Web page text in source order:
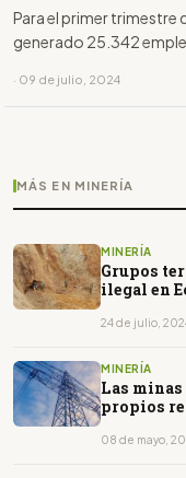
Para el primer
generado 25.342
· 09 de julio, 2024
MÁS EN MINERÍA
MINERÍA
Grupos
ilegal en
24 de julio,
MINERÍA
Las
propios
08 de mayo,